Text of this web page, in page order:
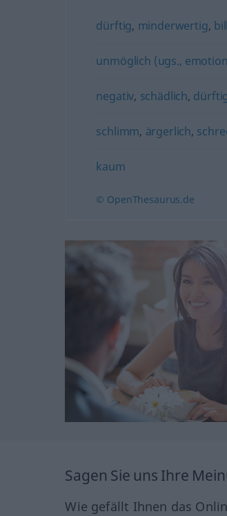
dürftig, minderwertig,
unmöglich (ugs.,
negativ, schädlich,
schlimm, ärgerlich,
kaum
© OpenThesaurus.de
Sagen Sie uns Ihre
Wie gefällt Ihnen das